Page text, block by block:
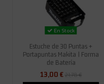
En Stock
Estuche de 30 Puntas +
Portapuntas Makita | Forma
de Batería
13,00 €21,78 €